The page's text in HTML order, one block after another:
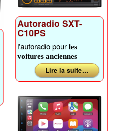
Autoradio SXT-
C10PS
l'autoradio pour les
voitures anciennes
Lire la suite …